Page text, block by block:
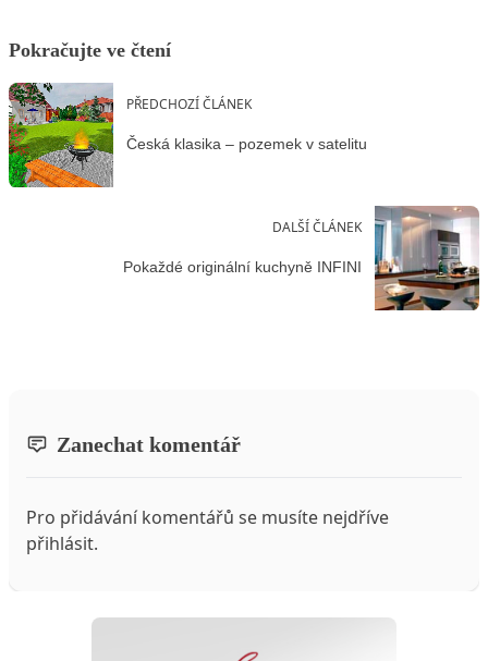
Pokračujte ve čtení
PŘEDCHOZÍ ČLÁNEK
Česká klasika – pozemek v satelitu
DALŠÍ ČLÁNEK
Pokaždé originální kuchyně INFINI
Zanechat komentář
Pro přidávání komentářů se musíte nejdříve
přihlásit.